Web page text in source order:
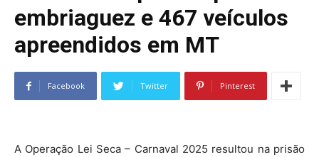
embriaguez e 467 veículos
apreendidos em MT
Facebook Twitter Pinterest
A Operação Lei Seca – Carnaval 2025 resultou na prisão